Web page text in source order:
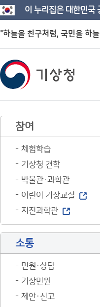
이 누리집은 대한민국
"하늘을 친구처럼, 국민을 하
참여
체험학습
기상청 견학
박물관·과학관
어린이 기상교실
지진과학관
소통
민원·상담
기상민원
제안·신고